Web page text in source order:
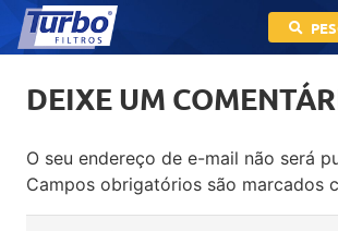
DEIXE UM
O seu endereço de e-mail não será
Campos obrigatórios são marcados